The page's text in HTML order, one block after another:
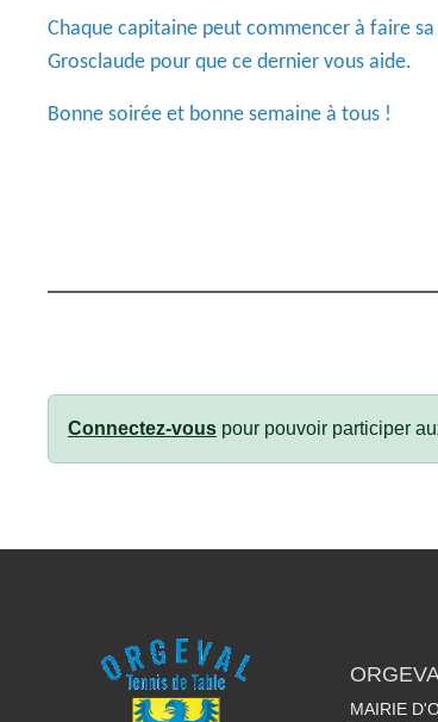
Chaque capitaine peut commencer à faire
Grosclaude pour que ce dernier vous aide.
Bonne soirée et bonne semaine à tous !
Connectez-vous pour pouvoir participer
MAIRIE